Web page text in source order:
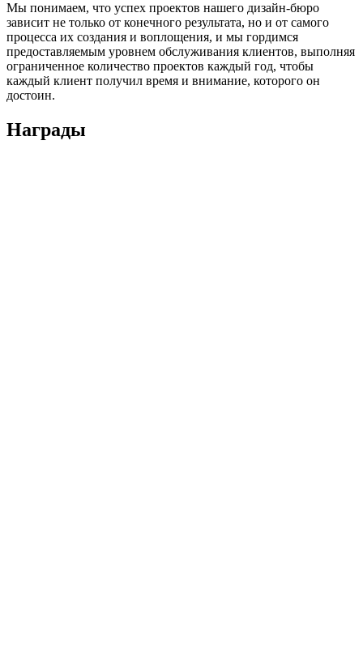
Мы понимаем, что успех проектов нашего дизайн-бюро
зависит не только от конечного результата, но и от самого
процесса их создания и воплощения, и мы гордимся
предоставляемым уровнем обслуживания клиентов, выполняя
ограниченное количество проектов каждый год, чтобы
каждый клиент получил время и внимание, которого он
достоин.
Награды